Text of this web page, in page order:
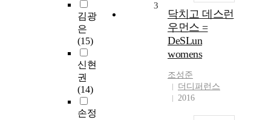
김광
은
(15)
신현
권
(14)
손정
3
닥치고 데스런
우먼스 =
DeSLun
womens
조성준
더디퍼런스
2016